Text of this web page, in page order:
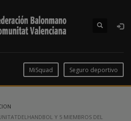
MiSquad Seguro deportivo
Y 5 MIEMBROS DEL